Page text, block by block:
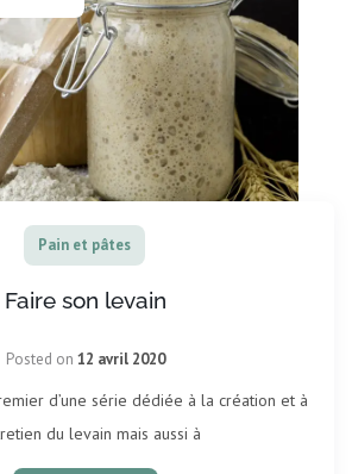
Pain et pâtes
Faire son levain
Posted on 12 avril 2020
d’une série dédiée à la création et à
du levain mais aussi à